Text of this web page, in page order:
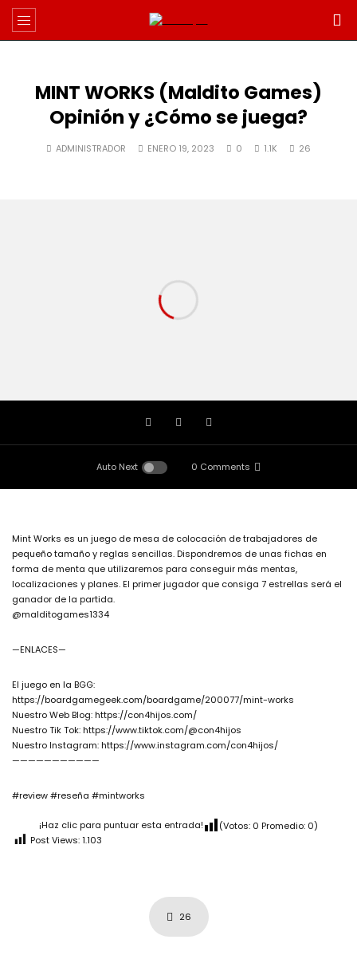
MINT WORKS (Maldito Games)
Opinión y ¿Cómo se juega?
ADMINISTRADOR ENERO 19, 2023 0 1.1K 26
Auto Next 0 Comments
Mint Works es un juego de mesa de colocación de trabajadores de
pequeño tamaño y reglas sencillas. Dispondremos de unas fichas en
forma de menta que utilizaremos para conseguir más mentas,
localizaciones y planes. El primer jugador que consiga 7 estrellas será el
ganador de la partida.
@malditogames1334
—ENLACES—
El juego en la BGG:
https://boardgamegeek.com/boardgame/200077/mint-works
Nuestro Web Blog: https://con4hijos.com/
Nuestro Tik Tok: https://www.tiktok.com/@con4hijos
Nuestro Instagram: https://www.instagram.com/con4hijos/
———————————
#review #reseña #mintworks
¡Haz clic para puntuar esta entrada! (Votos: 0 Promedio: 0)
Post Views:1.103
26